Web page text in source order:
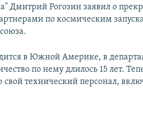
Дмитрий Рогозин заявил о
по космическим
в Южной Америке, в
по нему длилось 15 лет.
свой технический персонал,